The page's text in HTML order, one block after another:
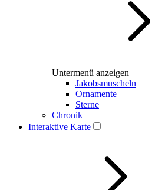
Untermenü anzeigen
Jakobsmuscheln
Ornamente
Sterne
Chronik
Interaktive Karte